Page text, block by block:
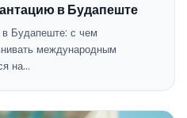
в Будапеште
Будапеште: с чем
международным
на…